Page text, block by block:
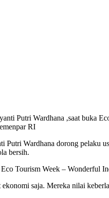
Putri Wardhana ,saat buka
RI
Wardhana dorong pelaku
bersih.
Tourism Week – Wonderful
saja. Mereka nilai